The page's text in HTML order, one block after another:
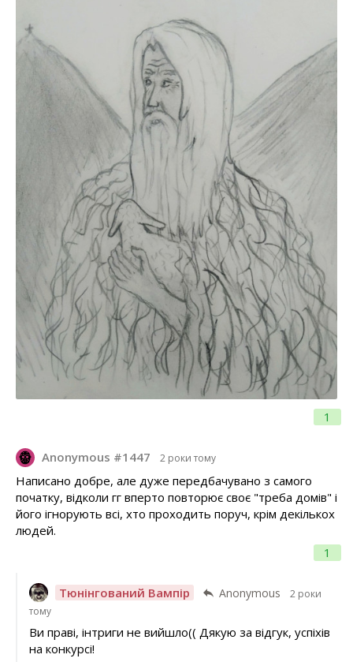
1
Anonymous #1447 2 роки тому
1
Написано добре, але дуже передбачувано з самого
початку, відколи гг вперто повторює своє "треба домів" і
його ігнорують всі, хто проходить поруч, крім декількох
людей.
Тюнінгований Вампір Anonymous
2 роки
тому
Ви праві, інтриги не вийшло(( Дякую за відгук, успіхів
на конкурсі!